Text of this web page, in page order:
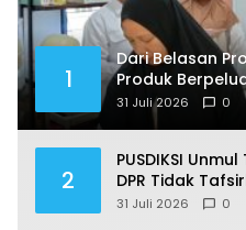
1
Dari Belasan
Produk
31 Juli 2026 0
2
PUSDIKSI
DPR Tidak
Sesuka Hati
31 Juli 2026 0